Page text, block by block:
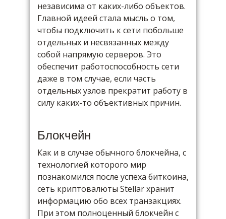
независима от каких-либо объектов.
Главной идеей стала мысль о том,
чтобы подключить к сети побольше
отдельных и несвязанных между
собой напрямую серверов. Это
обеспечит работоспособность сети
даже в том случае, если часть
отдельных узлов прекратит работу в
силу каких-то объективных причин.
Блокчейн
Как и в случае обычного блокчейна, с
технологией которого мир
познакомился после успеха биткоина,
сеть криптовалюты Stellar хранит
информацию обо всех транзакциях.
При этом полноценный блокчейн с